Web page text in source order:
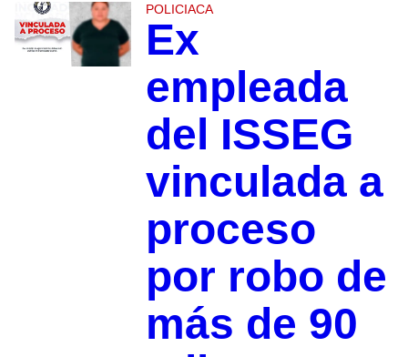
POLICIACA
Ex
empleada
del ISSEG
vinculada a
proceso
por robo de
más de 90